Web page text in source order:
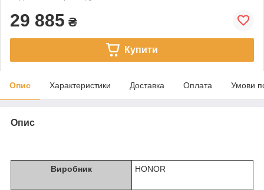
29 885 ₴
Купити
Опис Характеристики Доставка Оплата Умови
Опис
Виробник HONOR